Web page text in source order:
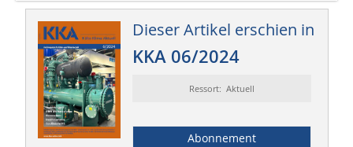
Dieser Artikel erschien in
KKA 06/2024
Ressort: Aktuell
Abonnement